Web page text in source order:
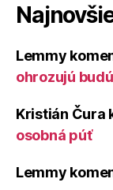
Lemmy
ohrozujú
Kristián Čura
osobná púť
Lemmy